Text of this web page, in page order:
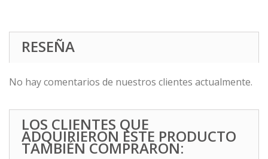
RESEÑA
No hay comentarios de nuestros clientes actualmente.
LOS CLIENTES QUE
ADQUIRIERON ESTE PRODUCTO
TAMBIÉN COMPRARON: